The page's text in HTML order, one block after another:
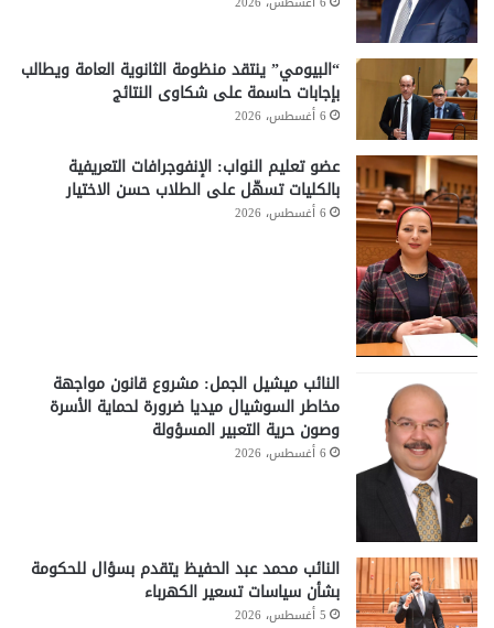
“البيومي” ينتقد منظومة الثانوية العامة ويطالب
بإجابات حاسمة على شكاوى النتائج
6 أغسطس، 2026
عضو تعليم النواب: الإنفوجرافات التعريفية
بالكليات تسهّل على الطلاب حسن الاختيار
6 أغسطس، 2026
النائب ميشيل الجمل: مشروع قانون مواجهة
مخاطر السوشيال ميديا ضرورة لحماية الأسرة
وصون حرية التعبير المسؤولة
6 أغسطس، 2026
النائب محمد عبد الحفيظ يتقدم بسؤال للحكومة
بشأن سياسات تسعير الكهرباء
5 أغسطس، 2026